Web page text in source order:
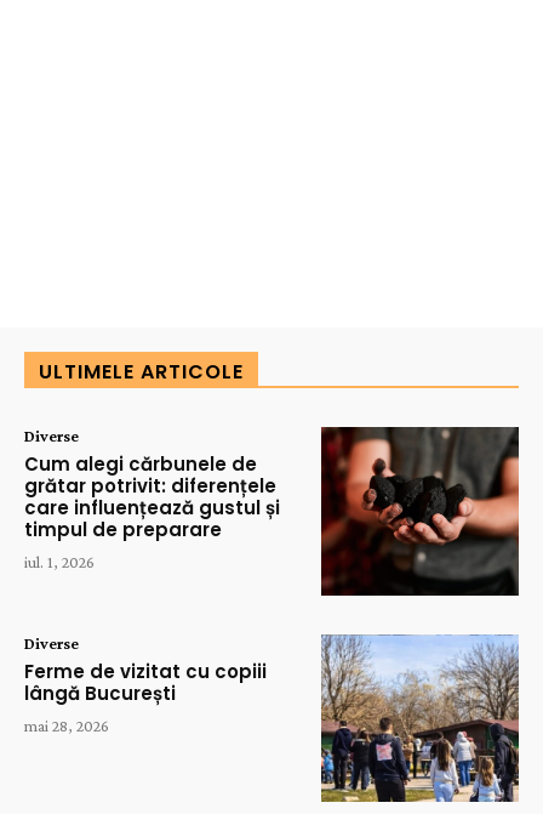
ULTIMELE ARTICOLE
Diverse
Cum alegi cărbunele de
grătar potrivit: diferențele
care influențează gustul și
timpul de preparare
iul. 1, 2026
Diverse
Ferme de vizitat cu copiii
lângă București
mai 28, 2026